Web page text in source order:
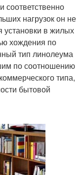
соответственно
нагрузок он не
установки в жилых
хождения по
тип линолеума
по соотношению
типа,
бытовой